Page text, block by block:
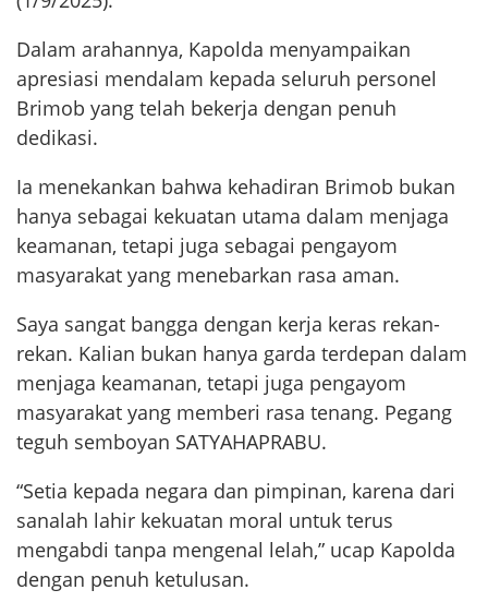
Dalam arahannya, Kapolda menyampaikan
apresiasi mendalam kepada seluruh personel
Brimob yang telah bekerja dengan penuh
dedikasi.
Ia menekankan bahwa kehadiran Brimob bukan
hanya sebagai kekuatan utama dalam menjaga
keamanan, tetapi juga sebagai pengayom
masyarakat yang menebarkan rasa aman.
Saya sangat bangga dengan kerja keras rekan-
rekan. Kalian bukan hanya garda terdepan dalam
menjaga keamanan, tetapi juga pengayom
masyarakat yang memberi rasa tenang. Pegang
teguh semboyan SATYAHAPRABU.
“Setia kepada negara dan pimpinan, karena dari
sanalah lahir kekuatan moral untuk terus
mengabdi tanpa mengenal lelah,” ucap Kapolda
dengan penuh ketulusan.